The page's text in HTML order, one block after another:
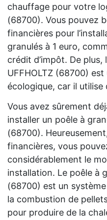
chauffage pour votre
(68700). Vous pouvez
financières pour
granulés à 1 euro,
crédit d’impôt. De plus,
UFFHOLTZ (68700)
écologique, car il utilise
Vous avez sûrement
installer un poêle à
(68700).
financières, vous
considérablement le
installation. Le poêle à
(68700) est un
la combustion de
pour produire de la